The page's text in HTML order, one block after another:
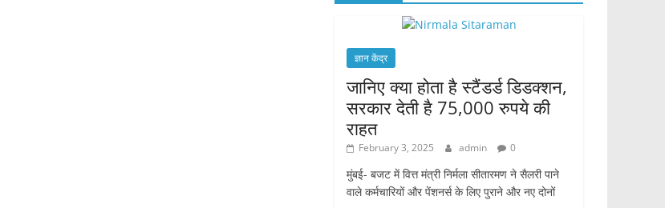
ज्ञान केंद्र
जानिए क्या होता है स्टैंडर्ड डिडक्शन,
सरकार देती है 75,000 रुपये की
राहत
February 3, 2025 admin 0
मुंबई- बजट में वित्त मंत्री निर्मला सीतारमण ने सैलरी पाने
वाले कर्मचारियों और पेंशनर्स के लिए पुराने और नए दोनों